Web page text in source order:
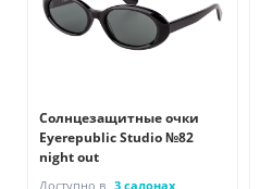
Солнцезащитные очки
Eyerepublic Studio №82
night out
Доступно в 3 салонах